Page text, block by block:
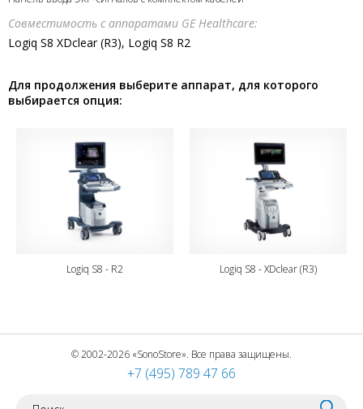
Совместимость с аппаратами GE Healthcare:
Logiq S8 XDclear (R3), Logiq S8 R2
Для продолжения выберите аппарат, для которого
выбирается опция:
Logiq S8 - R2 Logiq S8 - XDclear (R3)
© 2002-2026 «SonoStore». Все права защищены.
+7 (495) 789 47 66